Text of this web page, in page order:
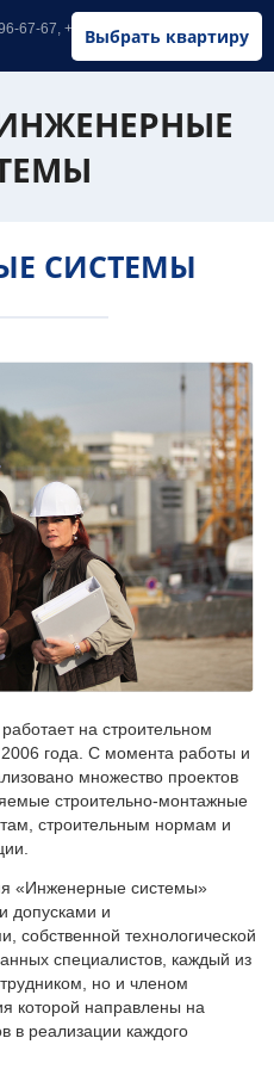
Выбрать квартиру
67-67, +7 (902) 326-67-67
СИСТЕМЫ
на строительном
года. С момента работы и
множество проектов
строительно-монтажные
строительным нормам и
«Инженерные системы»
допусками и
собственной технологической
специалистов, каждый из
но и членом
которой направлены на
в реализации каждого